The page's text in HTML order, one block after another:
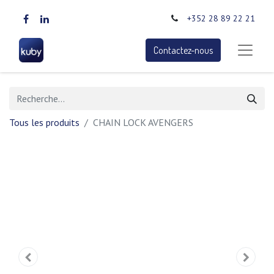
+352 28 89 22 21
Contactez-nous
Tous les produits CHAIN LOCK AVENGERS